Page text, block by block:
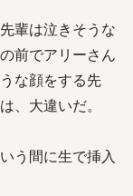
輩は泣きそうな
前でアリーさん
な顔をする先
、大違いだ。
う間に生で挿入